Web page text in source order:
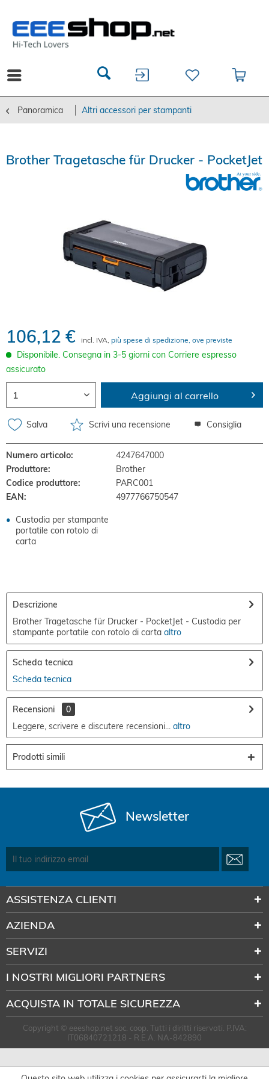
Panoramica Altri accessori per stampanti
Brother Tragetasche für Drucker - PocketJet
106,12 € incl. IVA, più spese di spedizione, ove previste
Disponibile. Consegna in 3-5 giorni con Corriere espresso
assicurato
Aggiungi al carrello
Salva Scrivi una recensione Consiglia
Numero articolo:
4247647000
Produttore:
Brother
Codice produttore:
PARC001
EAN:
4977766750547
Custodia per stampante
portatile con rotolo di
carta
Descrizione
Brother Tragetasche für Drucker - PocketJet - Custodia per
stampante portatile con rotolo di carta altro
Scheda tecnica
Scheda tecnica
Recensioni
0
Leggere, scrivere e discutere recensioni... altro
Prodotti simili
Newsletter
ASSISTENZA CLIENTI
AZIENDA
SERVIZI
I NOSTRI MIGLIORI PARTNERS
ACQUISTA IN TOTALE SICUREZZA
Copyright © eeeshop.net soc. coop. Tutti i diritti riservati. P.IVA:
IT06840721218 - R.E.A. NA-842890